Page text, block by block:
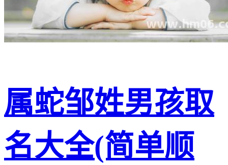
属蛇邹姓男孩取
名大全(简单顺